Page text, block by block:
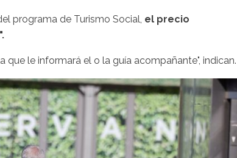
programa de Turismo Social, el precio
que le informará el o la guía acompañante", indican.